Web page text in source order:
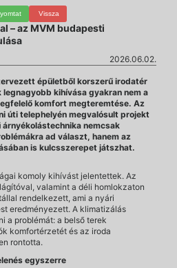
Vissza
– az MVM budapesti
2026.06.02.
épületből korszerű irodatér
kihívása gyakran nem a
komfort megteremtése. Az
úti telephelyén megvalósult projekt
nemcsak
ad választ, hanem az
is kulcsszerepet játszhat.
komoly kihívást jelentettek. Az
valamint a déli homlokzaton
rendelkezett, ami a nyári
eredményezett. A klimatizálás
a problémát: a belső terek
komfortérzetét és az iroda
rontotta.
egyszerre